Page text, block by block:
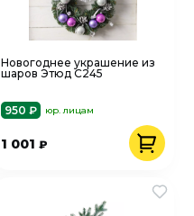
Новогоднее украшение из
шаров Этюд С245
950 ₽ юр. лицам
1 001₽